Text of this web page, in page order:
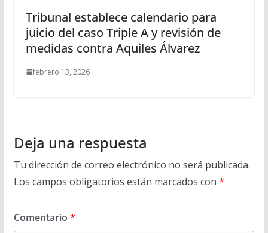
Tribunal establece calendario para
juicio del caso Triple A y revisión de
medidas contra Aquiles Álvarez
febrero 13, 2026
Deja una respuesta
Tu dirección de correo electrónico no será publicada.
Los campos obligatorios están marcados con *
Comentario *